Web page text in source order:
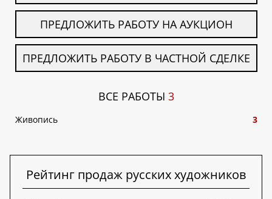
ПРЕДЛОЖИТЬ РАБОТУ НА АУКЦИОН
ПРЕДЛОЖИТЬ РАБОТУ В ЧАСТНОЙ СДЕЛКЕ
ВСЕ РАБОТЫ 3
Живопись 3
Рейтинг продаж русских художников